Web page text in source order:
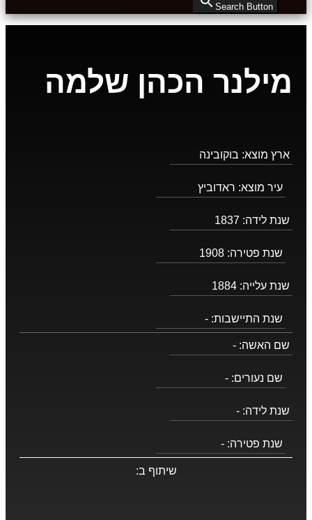
Search Button
מילנר הכהן שלמה
ארץ מוצא: בוקובינה
עיר מוצא: ראדוביץ
שנת לידה: 1837
שנת פטירה: 1908
שנת עלייה: 1884
שנת התיישבות: -
שם האשה: -
שם נעורים: -
שנת לידה: -
שנת פטירה: -
שיתוף ב: